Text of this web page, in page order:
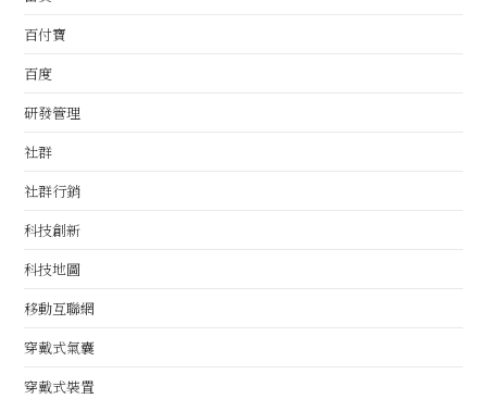
百付寶
百度
研發管理
社群
社群行銷
科技創新
科技地圖
移動互聯網
穿戴式氣囊
穿戴式裝置